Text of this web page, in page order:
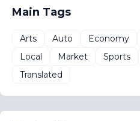
Main Tags
Arts Auto Economy
Local
Market Sports
Translated